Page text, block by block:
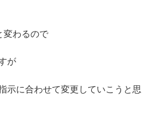
変わるので
が
示に合わせて変更していこうと思